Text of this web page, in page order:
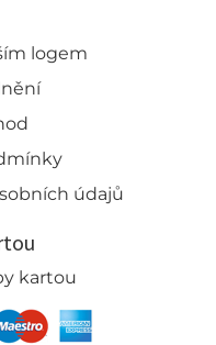
logem
údajů
kartou